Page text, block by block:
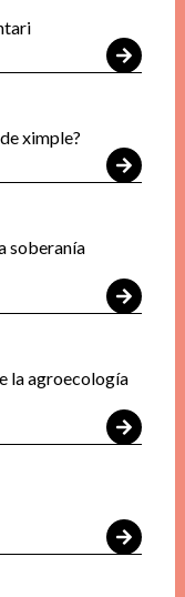
ximple?
soberanía
la agroecología